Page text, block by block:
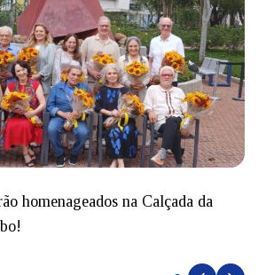
homenageados na Calçada da